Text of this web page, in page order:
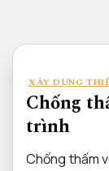
nội
dungXÂY DỰNG
Chống
trình
Chống thấm